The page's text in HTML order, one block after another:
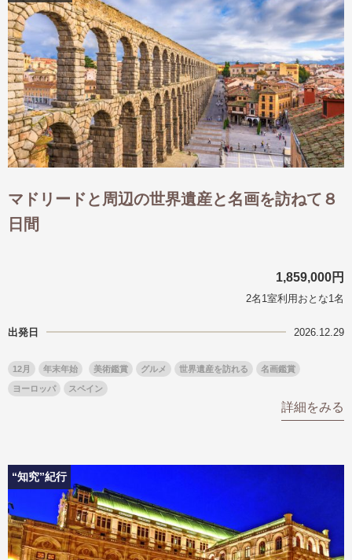
マドリードと周辺の世界遺産と名画を訪ねて８
日間
1,859,000円
2名1室利用おとな1名
出発日 2026.12.29
12月 年末年始 美術鑑賞 グルメ 世界遺産を訪れる 名画鑑賞
ヨーロッパ スペイン
詳細をみる
“知究”紀行